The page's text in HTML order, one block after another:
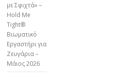
με Σφιχτά» –
Hold Me
Tight®
Βιωματικό
Εργαστήρι για
Ζευγάρια –
Μάιος 2026